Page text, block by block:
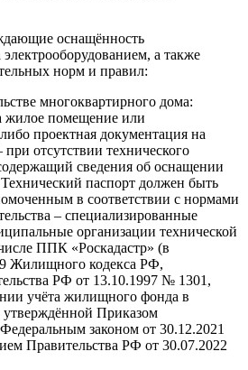
оснащённость
а также
норм и правил:
многоквартирного дома:
жилое помещение или
проектная документация на
отсутствии технического
сведения об оснащении
паспорт должен быть
в соответствии с нормами
– специализированные
организации технической
ППК «Роскадастр» (в
Жилищного кодекса РФ,
РФ от 13.10.1997 № 1301,
учёта жилищного фонда в
Приказом
законом от 30.12.2021
Правительства РФ от 30.07.2022